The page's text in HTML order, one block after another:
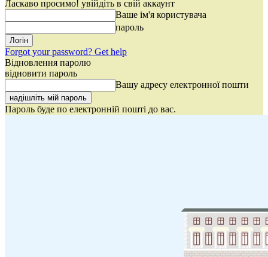
Ласкаво просимо! увійдіть в свій аккаунт
Ваше ім'я користувача
пароль
Forgot your password? Get help
Відновлення паролю
відновити пароль
Вашу адресу електронної пошти
Пароль буде по електронній пошті до вас.